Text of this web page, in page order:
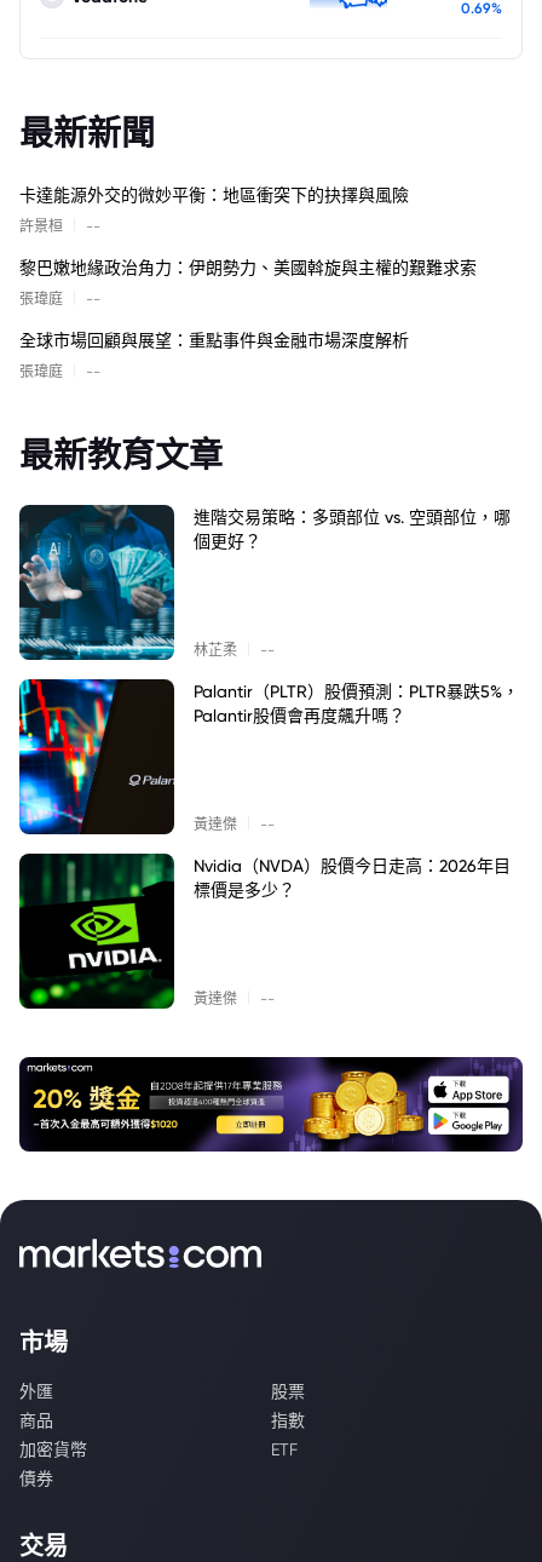
0.69%
最新新聞
卡達能源外交的微妙平衡：地區衝突下的抉擇與風險
許景桓 --
黎巴嫩地緣政治角力：伊朗勢力、美國斡旋與主權的艱難求索
張瑋庭 --
全球市場回顧與展望：重點事件與金融市場深度解析
張瑋庭 --
最新教育文章
進階交易策略：多頭部位 vs. 空頭部位，哪
個更好？
林芷柔 --
Palantir（PLTR）股價預測：PLTR暴跌5%，
Palantir股價會再度飆升嗎？
黃達傑 --
Nvidia（NVDA）股價今日走高：2026年目
標價是多少？
黃達傑 --
市場
外匯
股票
商品
指數
加密貨幣
ETF
債券
交易